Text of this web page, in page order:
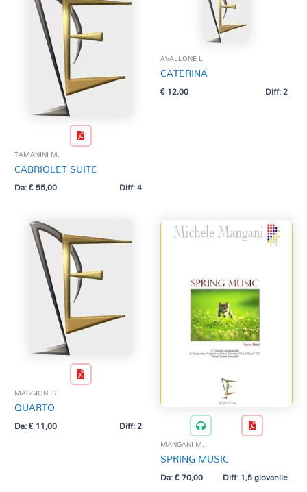
TAMANINI M.
CABRIOLET SUITE
Da:€55,00 Diff: 4
AVALLONE L.
CATERINA
€12,00 Diff: 2
MAGGIONI S.
QUARTO
Da:€11,00 Diff: 2
MANGANI M.
SPRING MUSIC
Da:€70,00 Diff: 1,5 giovanile